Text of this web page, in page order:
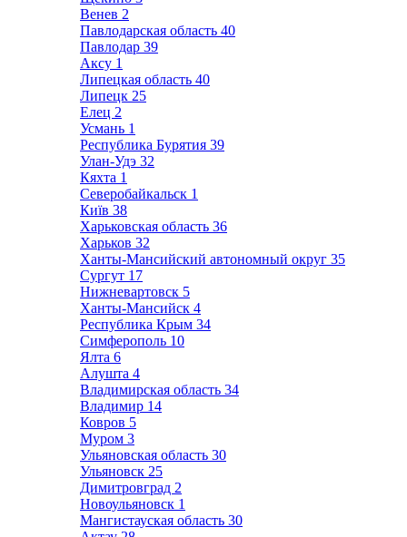
Венев 2
Павлодарская область 40
Павлодар 39
Аксу 1
Липецкая область 40
Липецк 25
Елец 2
Усмань 1
Республика Бурятия 39
Улан-Удэ 32
Кяхта 1
Северобайкальск 1
Київ 38
Харьковская область 36
Харьков 32
Ханты-Мансийский автономный округ 35
Сургут 17
Нижневартовск 5
Ханты-Мансийск 4
Республика Крым 34
Симферополь 10
Ялта 6
Алушта 4
Владимирская область 34
Владимир 14
Ковров 5
Муром 3
Ульяновская область 30
Ульяновск 25
Димитровград 2
Новоульяновск 1
Мангистауская область 30